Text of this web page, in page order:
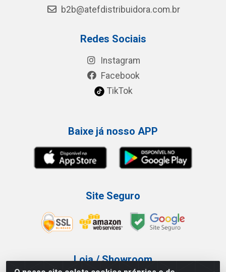
b2b@atefdistribuidora.com.br
Redes Sociais
Instagram
Facebook
TikTok
Baixe já nosso APP
Site Seguro
Loja / Showroom